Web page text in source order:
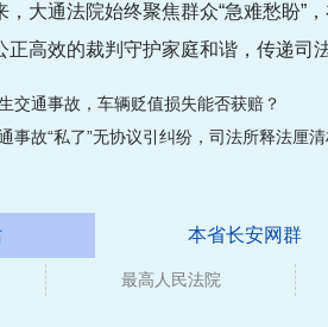
，大通法院始终聚焦群众“急难愁盼”
正高效的裁判守护家庭和谐，传递司
交通事故，车辆贬值损失能否获赔？
事故“私了”无协议引纠纷，司法所释法厘
本省长安网群
最高人民法院